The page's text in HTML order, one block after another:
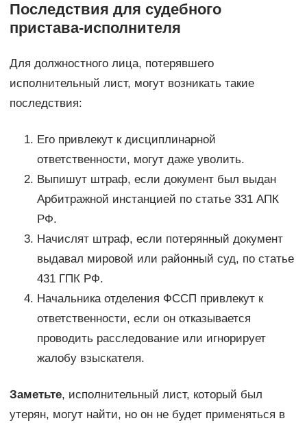
Последствия для судебного
пристава-исполнителя
Для должностного лица, потерявшего
исполнительный лист, могут возникать такие
последствия:
Его привлекут к дисциплинарной
ответственности, могут даже уволить.
Выпишут штраф, если документ был выдан
Арбитражной инстанцией по статье 331 АПК
РФ.
Начислят штраф, если потерянный документ
выдавал мировой или районный суд, по статье
431 ГПК РФ.
Начальника отделения ФССП привлекут к
ответственности, если он отказывается
проводить расследование или игнорирует
жалобу взыскателя.
Заметьте, исполнительный лист, который был
утерян, могут найти, но он не будет применяться в